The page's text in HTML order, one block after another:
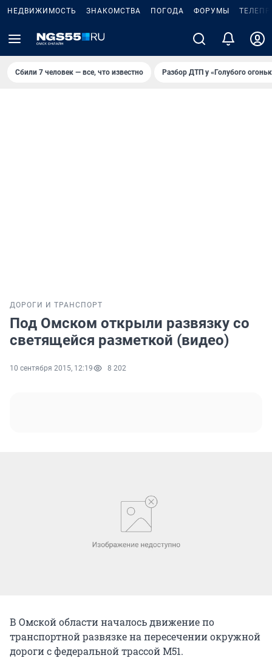
НЕДВИЖИМОСТЬ ЗНАКОМСТВА ПОГОДА ФОРУМЫ
Сбили 7 человек — все, что известно Разбор ДТП у «Голубого
ДОРОГИ И ТРАНСПОРТ
Под Омском открыли развязку со
светящейся разметкой (видео)
10 сентября 2015, 12:19 8 202
В Омской области началось движение по
транспортной развязке на пересечении окружной
дороги с федеральной трассой М51.